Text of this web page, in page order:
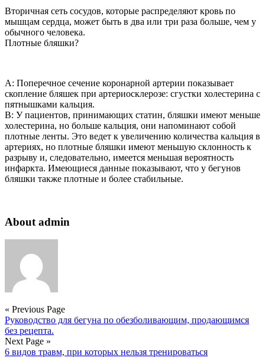
Вторичная сеть сосудов, которые распределяют кровь по
мышцам сердца, может быть в два или три раза больше, чем у
обычного человека.
Плотные бляшки?
А: Поперечное сечение коронарной артерии показывает
скопление бляшек при артериосклерозе: сгустки холестерина с
пятнышками кальция.
В: У пациентов, принимающих статин, бляшки имеют меньше
холестерина, но больше кальция, они напоминают собой
плотные ленты. Это ведет к увеличению количества кальция в
артериях, но плотные бляшки имеют меньшую склонность к
разрыву и, следовательно, имеется меньшая вероятность
инфаркта. Имеющиеся данные показывают, что у бегунов
бляшки также плотные и более стабильные.
About admin
« Previous Page
Руководство для бегуна по обезболивающим, продающимся
без рецепта.
Next Page »
6 видов травм, при которых нельзя тренироваться​